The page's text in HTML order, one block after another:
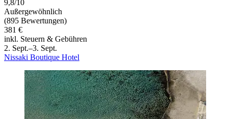
9,8/10
Außergewöhnlich
(895 Bewertungen)
381 €
inkl. Steuern & Gebühren
2. Sept.–3. Sept.
Nissaki Boutique Hotel